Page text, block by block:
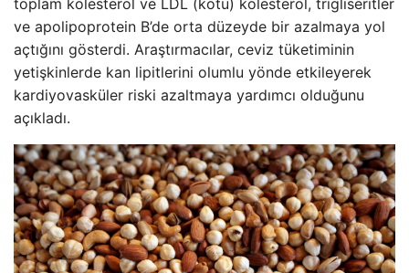
toplam kolesterol ve LDL (kötü) kolesterol, trigliseritler
ve apolipoprotein B’de orta düzeyde bir azalmaya yol
açtığını gösterdi. Araştırmacılar, ceviz tüketiminin
yetişkinlerde kan lipitlerini olumlu yönde etkileyerek
kardiyovasküler riski azaltmaya yardımcı olduğunu
açıkladı.